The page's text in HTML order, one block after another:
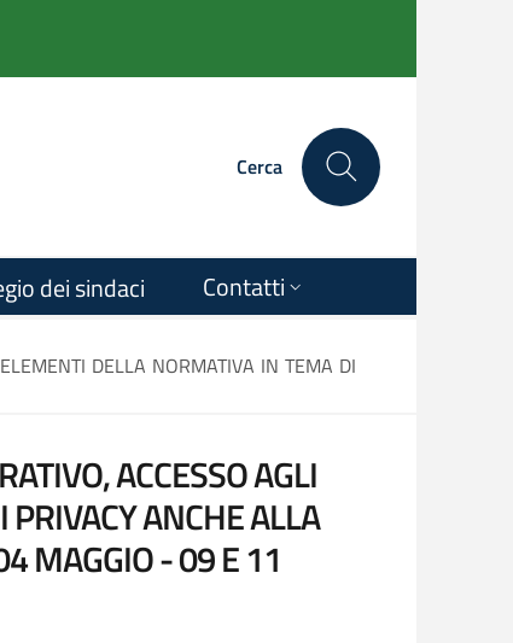
Cerca
dei sindaci Contatti
DELLA NORMATIVA IN TEMA DI
ACCESSO AGLI
ANCHE ALLA
MAGGIO - 09 E 11